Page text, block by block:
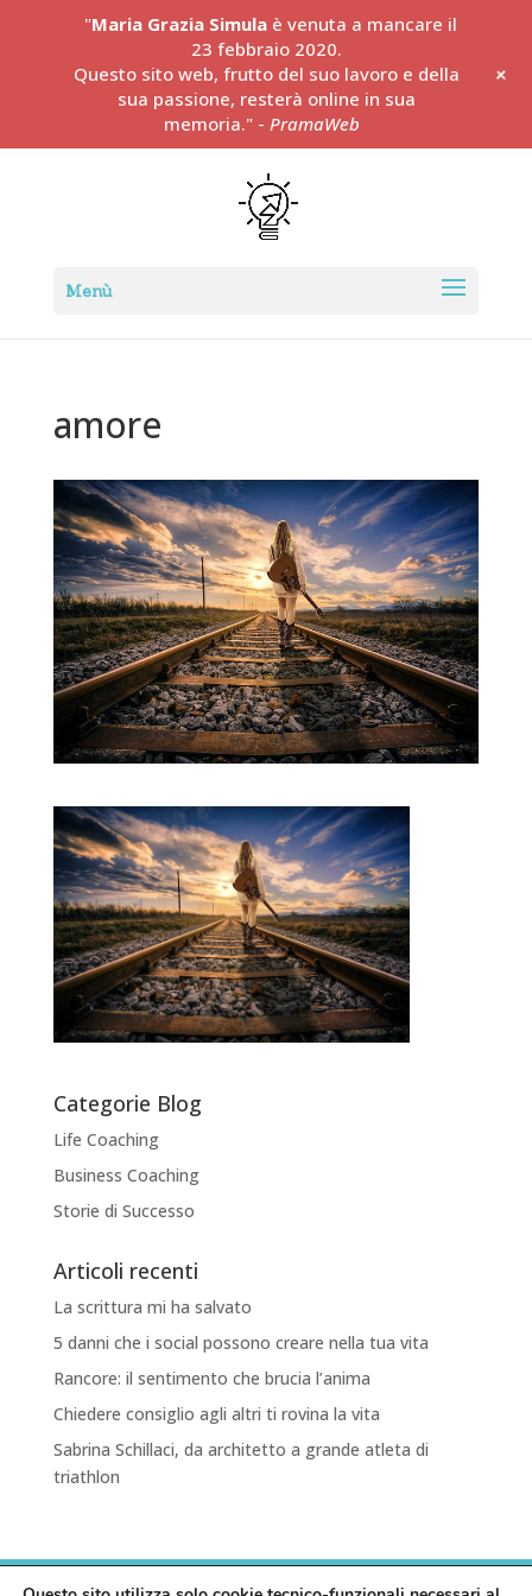
amore
Categorie Blog
Life Coaching
Business Coaching
Storie di Successo
Articoli recenti
La scrittura mi ha salvato
5 danni che i social possono creare nella tua vita
Rancore: il sentimento che brucia l’anima
Chiedere consiglio agli altri ti rovina la vita
Sabrina Schillaci, da architetto a grande atleta di
triathlon
HOME PRIVACY POLICY COOKIE POLICY
"Maria Grazia Simulaè venuta a mancare il
23 febbraio 2020.
Questo sito web, frutto del suo lavoro e della
sua passione, resterà online in sua
memoria." - PramaWeb
+